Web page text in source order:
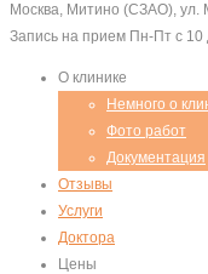
Москва, Митино (СЗАО), ул.
Запись на прием Пн-Пт с
О клинике
Немного о
Фото работ
Документация
Отзывы
Услуги
Доктора
Цены